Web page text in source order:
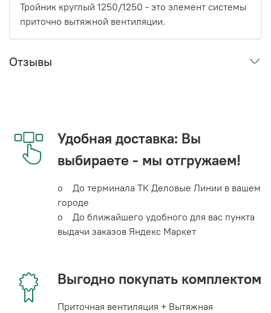
Тройник круглый 1250/1250 - это элемент системы
приточно вытяжной вентиляции.
Отзывы
Удобная доставка: Вы
выбираете - мы отгружаем!
o До терминала ТК Деловые Линии в вашем
городе
o До ближайшего удобного для вас пункта
выдачи заказов Яндекс Маркет
Выгодно покупать комплектом
Приточная вентиляция + Вытяжная